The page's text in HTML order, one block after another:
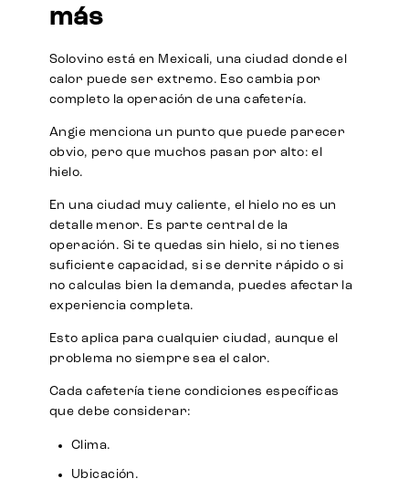
más
Solovino está en Mexicali, una ciudad donde el
calor puede ser extremo. Eso cambia por
completo la operación de una cafetería.
Angie menciona un punto que puede parecer
obvio, pero que muchos pasan por alto: el
hielo.
En una ciudad muy caliente, el hielo no es un
detalle menor. Es parte central de la
operación. Si te quedas sin hielo, si no tienes
suficiente capacidad, si se derrite rápido o si
no calculas bien la demanda, puedes afectar la
experiencia completa.
Esto aplica para cualquier ciudad, aunque el
problema no siempre sea el calor.
Cada cafetería tiene condiciones específicas
que debe considerar:
Clima.
Ubicación.